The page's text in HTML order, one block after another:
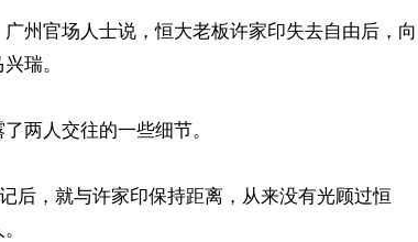
州官场人士说，恒大老板许家印失去自由后，向
瑞。
两人交往的一些细节。
后，就与许家印保持距离，从来没有光顾过恒